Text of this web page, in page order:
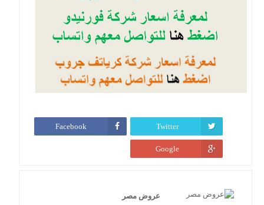
Twitter
Facebook
Google
عروض مصر